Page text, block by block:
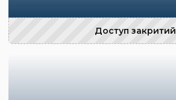
Доступ закритий